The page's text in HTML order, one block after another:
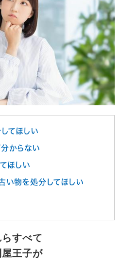
てほしい
からない
ほしい
い物を処分してほしい
らすべて
王子が